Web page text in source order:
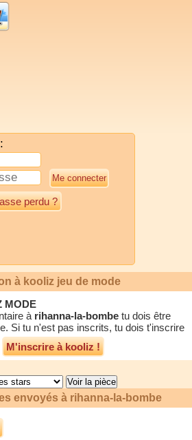
perdu ?
à kooliz jeu de mode
MODE
à rihanna-la-bombe tu dois être
Si tu n'est pas inscrits, tu dois t'inscrire
M'inscrire à kooliz !
envoyés à rihanna-la-bombe